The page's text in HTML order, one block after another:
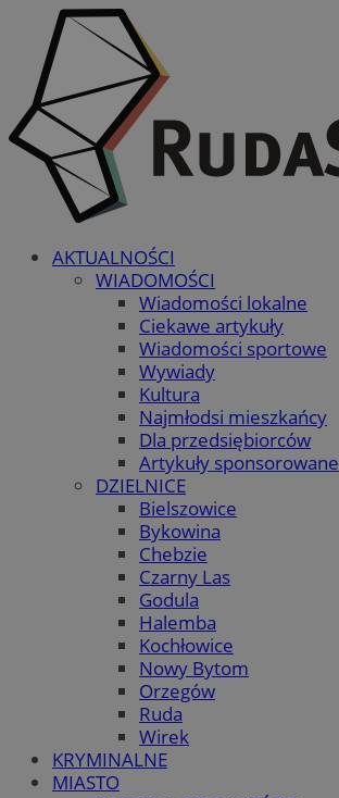
AKTUALNOŚCI
WIADOMOŚCI
Wiadomości lokalne
Ciekawe artykuły
Wiadomości sportowe
Wywiady
Kultura
Najmłodsi mieszkańcy
Dla przedsiębiorców
Artykuły sponsorowane
DZIELNICE
Bielszowice
Bykowina
Chebzie
Czarny Las
Godula
Halemba
Kochłowice
Nowy Bytom
Orzegów
Ruda
Wirek
KRYMINALNE
MIASTO